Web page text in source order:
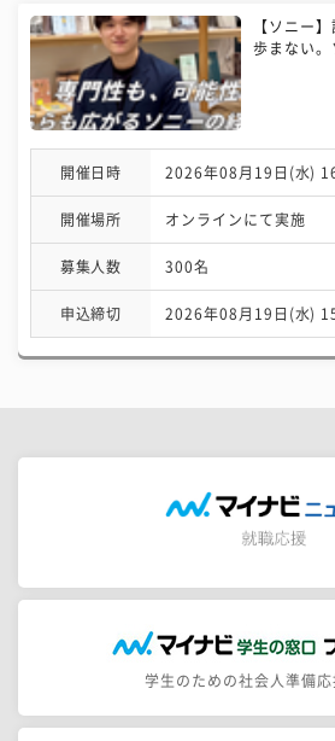
【ソニー
歩まない。
開催日時 2026年08月19日(水)
開催場所 オンラインにて実施
募集人数 300名
申込締切 2026年08月19日(水)
学生のための社会人準備応